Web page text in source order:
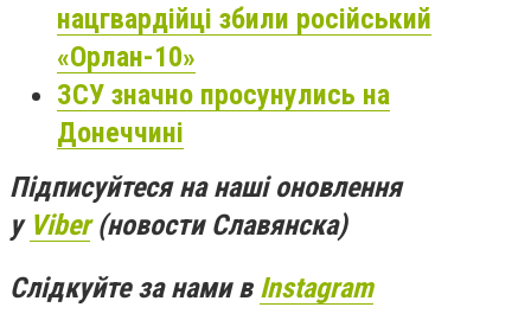
нацгвардійці збили російський
«Орлан-10»
ЗСУ значно просунулись на
Донеччині
Підписуйтеся на наші оновлення
у Viber(новости Славянска)
Слідкуйте за нами в Instagram